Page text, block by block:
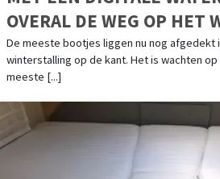
OVERAL DE WEG OP HET
De meeste bootjes liggen nu nog afgedekt
winterstalling op de kant. Het is wachten
meeste [...]